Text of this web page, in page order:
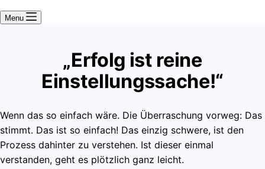
Menu
„Erfolg ist reine
Einstellungssache!“
Wenn das so einfach wäre. Die Überraschung vorweg: Das
stimmt. Das ist so einfach! Das einzig schwere, ist den
Prozess dahinter zu verstehen. Ist dieser einmal
verstanden, geht es plötzlich ganz leicht.